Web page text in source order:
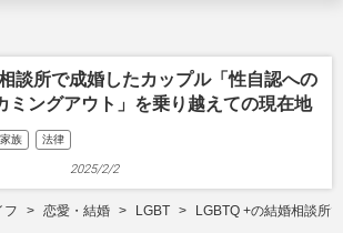
談所で成婚したカップル「性自認への
ミングアウト」を乗り越えての現在地
家族 法律
2025/2/2
フ 恋愛・結婚 LGBT LGBTQ +の結婚相談所